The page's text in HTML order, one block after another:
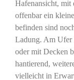
Hafenansicht, mit
offenbar ein
befinden sind
Ladung. Am Ufer
oder mit Decken
hantierend,
vielleicht in